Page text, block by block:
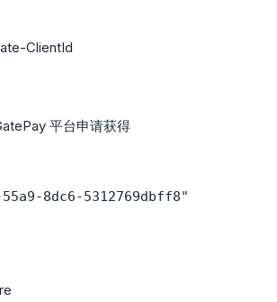
ClientId
平台申请获得
8dc6-5312769dbff8"